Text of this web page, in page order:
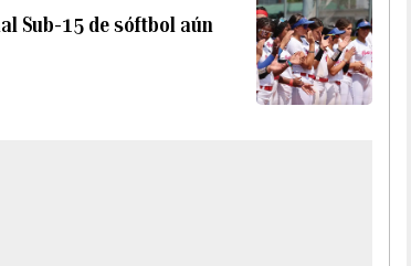
Sub-15 de sóftbol aún